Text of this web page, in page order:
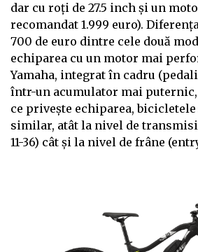
dar cu roți de 27.5 inch și un
recomandat 1.999 euro).
700 de euro dintre cele două
echiparea cu un motor mai
Yamaha, integrat în cadru
într-un acumulator mai puternic,
ce privește echiparea,
similar, atât la nivel de
11-36) cât și la nivel de frâne